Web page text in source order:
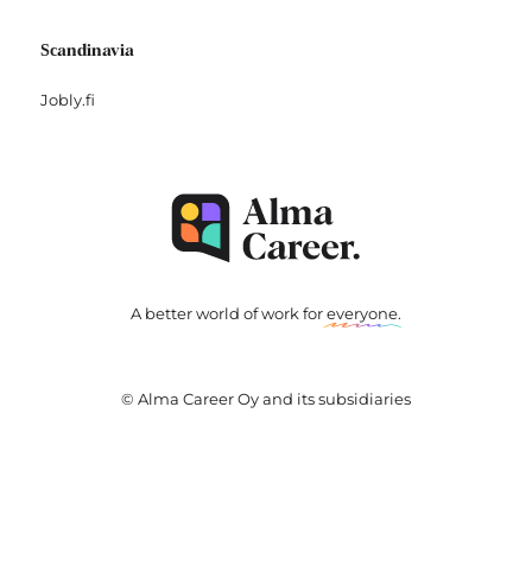
Scandinavia
Jobly.fi
A better world of work foreveryone.
© Alma Career Oy and its subsidiaries